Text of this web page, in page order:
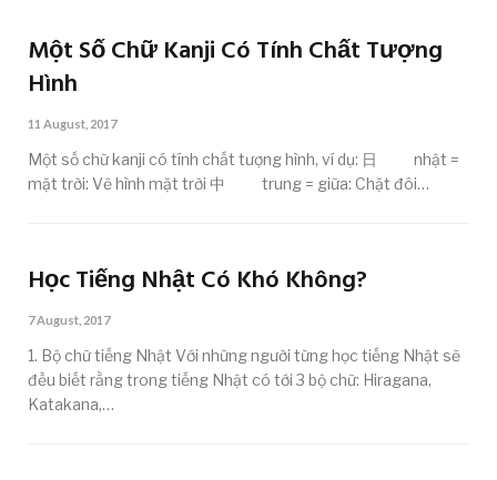
Một Số Chữ Kanji Có Tính Chất Tượng
Hình
11 August, 2017
Một số chữ kanji có tính chất tượng hình, ví dụ: 日 nhật =
mặt trời: Vẽ hình mặt trời 中 trung = giữa: Chặt đôi…
Học Tiếng Nhật Có Khó Không?
7 August, 2017
1. Bộ chữ tiếng Nhật Với những người từng học tiếng Nhật sẽ
đều biết rằng trong tiếng Nhật có tới 3 bộ chữ: Hiragana,
Katakana,…